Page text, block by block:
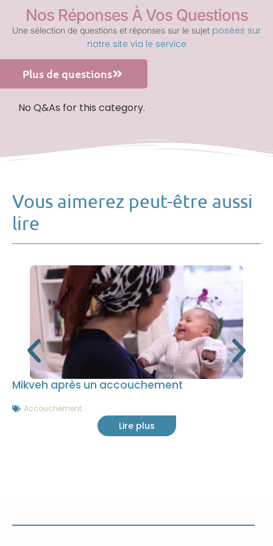
Nos Réponses À Vos Questions
Une sélection de questions et réponses sur le sujet posées sur
notre site via le service
Plus de questions
No Q&As for this category.
Vous aimerez peut-être aussi
lire
Mikveh après un accouchement
Accouchement
Lire plus